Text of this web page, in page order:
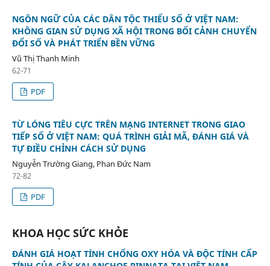
NGÔN NGỮ CỦA CÁC DÂN TỘC THIỂU SỐ Ở VIỆT NAM:
KHÔNG GIAN SỬ DỤNG XÃ HỘI TRONG BỐI CẢNH CHUYỂN
ĐỔI SỐ VÀ PHÁT TRIỂN BỀN VỮNG
Vũ Thị Thanh Minh
62-71
PDF
TỪ LÓNG TIÊU CỰC TRÊN MẠNG INTERNET TRONG GIAO
TIẾP SỐ Ở VIỆT NAM: QUÁ TRÌNH GIẢI MÃ, ĐÁNH GIÁ VÀ
TỰ ĐIỀU CHỈNH CÁCH SỬ DỤNG
Nguyễn Trường Giang, Phan Đức Nam
72-82
PDF
KHOA HỌC SỨC KHỎE
ĐÁNH GIÁ HOẠT TÍNH CHỐNG OXY HÓA VÀ ĐỘC TÍNH CẤP